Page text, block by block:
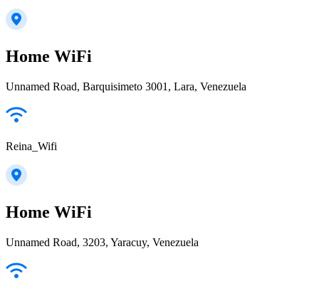
Home WiFi
Unnamed Road, Barquisimeto 3001, Lara, Venezuela
Reina_Wifi
Home WiFi
Unnamed Road, 3203, Yaracuy, Venezuela